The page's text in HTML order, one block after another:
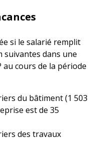
si le salarié remplit
suivantes dans une
cours de la période
du bâtiment (1 503
est de 35
des travaux